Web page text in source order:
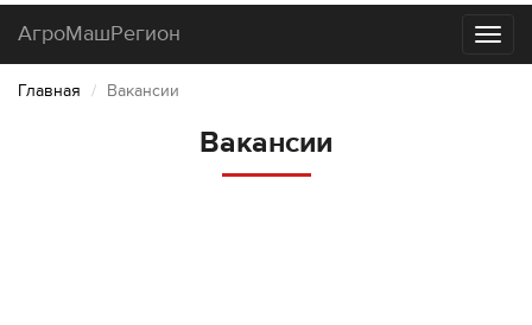
АгроМашРегион
Главная Вакансии
Вакансии